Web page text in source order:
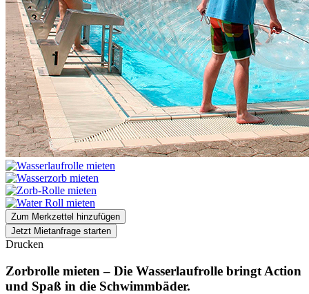
Zum Merkzettel hinzufügen
Jetzt Mietanfrage starten
Drucken
Zorbrolle mieten – Die Wasserlaufrolle bringt Action
und Spaß in die Schwimmbäder.